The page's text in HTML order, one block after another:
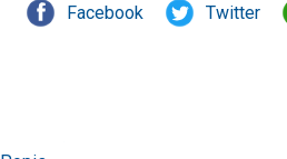
Facebook Twitter